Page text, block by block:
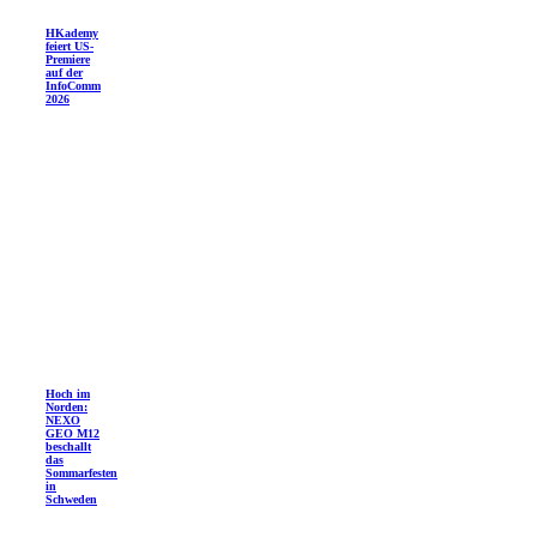
HKademy
feiert US-
Premiere
auf der
InfoComm
2026
Hoch im
Norden:
NEXO
GEO M12
beschallt
das
Sommarfesten
in
Schweden